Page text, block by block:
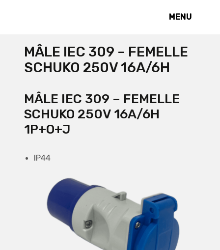
MENU
MÂLE IEC 309 – FEMELLE
SCHUKO 250V 16A/6H
MÂLE IEC 309 – FEMELLE
SCHUKO 250V 16A/6H
1P+O+J
IP44